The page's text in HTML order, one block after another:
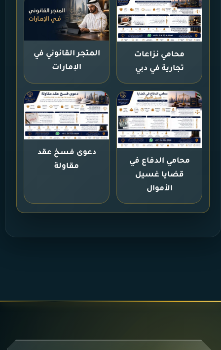
محامي نزاعات
تجارية في دبي
المتجر القانوني في
الإمارات
محامي الدفاع في
قضايا غسيل
الأموال
دعوى فسخ عقد
مقاولة